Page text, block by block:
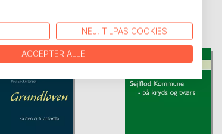
TITLER HOSBoD
NEJ, TILPAS COOKIES
ACCEPTER ALLE